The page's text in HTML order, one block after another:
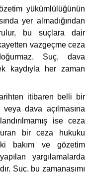
yükümlülüğünün
yer almadığından
bu suçlara dair
vazgeçme ceza
Suç, dava
kaydıyla her zaman
itibaren belli bir
dava açılmasına
ise ceza
bir ceza hukuku
bakım ve gözetim
yargılamalarda
Suç, bu zamanaşımı